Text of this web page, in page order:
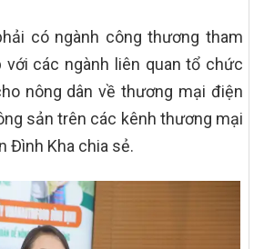
có ngành công thương tham
với các ngành liên quan tổ chức
nông dân về thương mại điện
sản trên các kênh thương mại
Đình Kha chia sẻ.